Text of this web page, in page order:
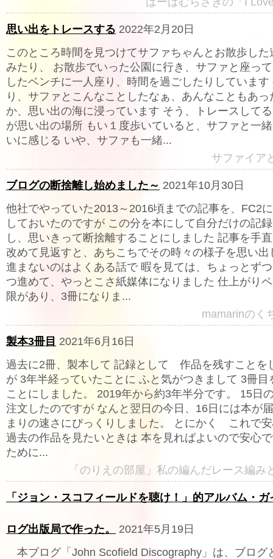
思い出をトレースする 2022年2月20日
このところ時間を見つけてサファちゃんとお散歩した
みたり、 お散歩でいった公園に行き、サファと座っ
したベンチに一人座り、時間を過ごしたりしていま
り、サファとこんなことしたなぁ、あんなこともあっ
か、思い出の海に浸っています そう、トレースして
が思い出の場所 もい１度歩いていると、サファと一
いに感じる いや、サファも一緒...
サファイア
ブログの断捨離し始めました～ 2021年10月30日
他社でやっていた2013～2016頃までの記事を、FC2
しておいたのですが この分を本にして自分だけの記
し、思いきって断捨離することにしました 記事を手
改めて見返すと、あちこちでその時々の様子を思い出
進まないのはよくある話で 暇を見ては、ちょっとず
つ進めて、やっとこさ紙媒体になりました 仕上がり
限があり、3冊になりま...
mamarinのく
製本3冊目 2021年6月16日
過去に2冊、製本して 記録として 作品を残すことを
が 3年半経っていたことに ふと気がつきまして 3冊目
ことにしました。 2019年から約3年半分です。 15日
注文したのですが なんと翌日の今日、16日には本が
まりの速さにぴっくりしました。 とにかく これで
過去の作品を見たいときは 本を見ればよいので安心
ために...
「のりえの部屋」私の編んだレース編み
「ジョン・スコフィールドを聴け！」的アルバム・
ログ出版局で作った。
2021年5月19日
本ブログ「John Scofield Discography」は、ブログ